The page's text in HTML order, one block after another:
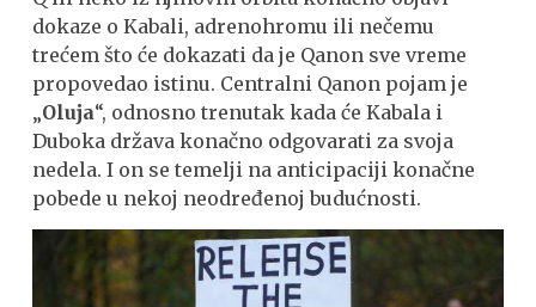
dokaze o Kabali, adrenohromu ili nečemu
trećem što će dokazati da je Qanon sve vreme
propovedao istinu. Centralni Qanon pojam je
„Oluja“, odnosno trenutak kada će Kabala i
Duboka država konačno odgovarati za svoja
nedela. I on se temelji na anticipaciji konačne
pobede u nekoj neodređenoj budućnosti.